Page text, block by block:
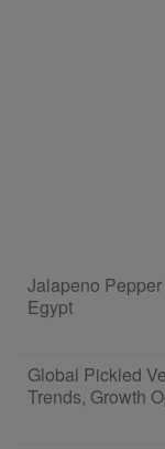
Jalapeno
Egypt
Global Pickled
Trends, Growth